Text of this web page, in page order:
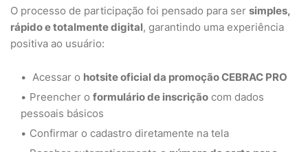
O processo de participação foi pensado para ser simples,
rápido e totalmente digital, garantindo uma experiência
positiva ao usuário:
Acessar o hotsite oficial da promoção CEBRAC PRO
Preencher o formulário de inscrição com dados
pessoais básicos
Confirmar o cadastro diretamente na tela